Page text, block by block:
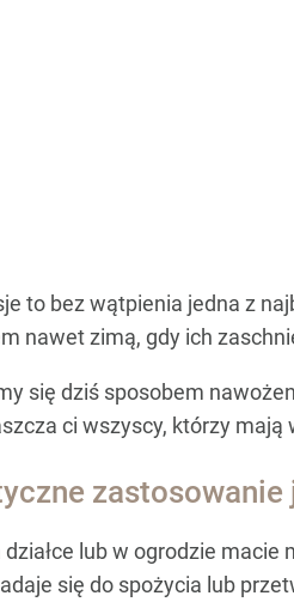
to bez wątpienia jedna z
nawet zimą, gdy ich
się dziś sposobem
ci wszyscy, którzy
zastosowanie
lub w ogrodzie macie
się do spożycia lub